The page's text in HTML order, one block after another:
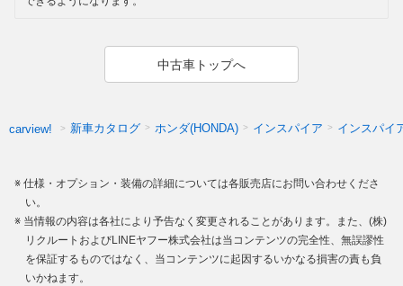
中古車トップへ
carview! 新車カタログ ホンダ(HONDA) インスパイア インスパイ
仕様・オプション・装備の詳細については各販売店にお問い合わせくださ
い。
当情報の内容は各社により予告なく変更されることがあります。また、(株)
リクルートおよびLINEヤフー株式会社は当コンテンツの完全性、無誤謬性
を保証するものではなく、当コンテンツに起因するいかなる損害の責も負
いかねます。